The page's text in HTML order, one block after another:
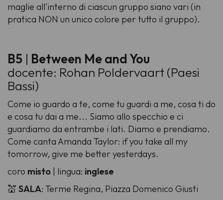
maglie all'interno di ciascun gruppo siano vari (in
pratica NON un unico colore per tutto il gruppo).
B5 | Between Me and You
docente: Rohan Poldervaart (Paesi
Bassi)
Come io guardo a te, come tu guardi a me, cosa ti do
e cosa tu dai a me... Siamo allo specchio e ci
guardiamo da entrambe i lati. Diamo e prendiamo.
Come canta Amanda Taylor: if you take all my
tomorrow, give me better yesterdays.
coro misto | lingua: inglese
💒 SALA: Terme Regina, Piazza Domenico Giusti